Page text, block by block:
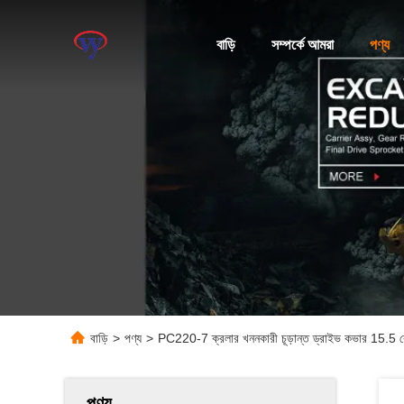
বাড়ি সম্পর্কে আমরা পণ্য
বাড়ি > পণ্য > PC220-7 ক্রলার খননকারী চূড়ান্ত ড্রাইভ কভার 15.5